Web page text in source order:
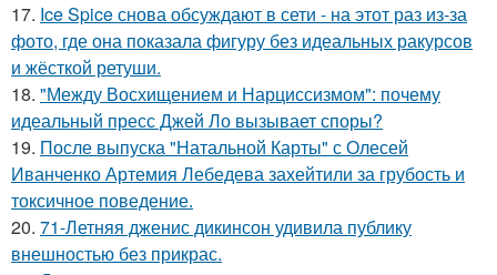
17. Ice Spice снова обсуждают в сети - на этот раз из-за
фото, где она показала фигуру без идеальных ракурсов
и жёсткой ретуши.
18. "Между Восхищением и Нарциссизмом": почему
идеальный пресс Джей Ло вызывает споры?
19. После выпуска "Натальной Карты" с Олесей
Иванченко Артемия Лебедева захейтили за грубость и
токсичное поведение.
20. 71-Летняя дженис дикинсон удивила публику
внешностью без прикрас.